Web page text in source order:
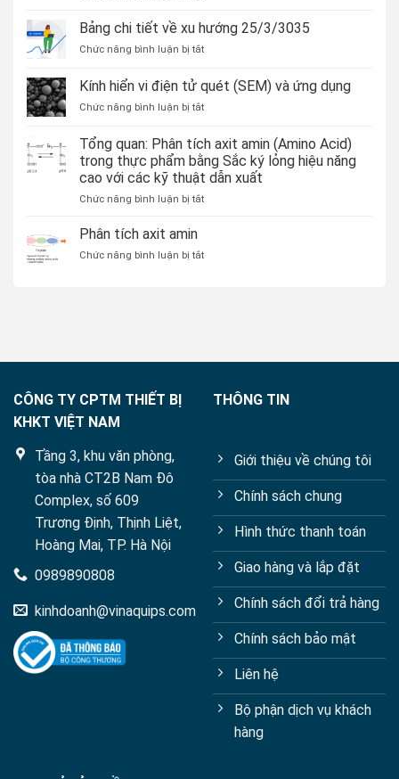
Xu
Hướng
Mới
Trong
Vực
Học
Phân
Tích
Bảng chi tiết về xu hướng 25/3/3035
Chức năng bình luận bị tắtở
tiết
về
hướng
25/3/3035
Kính hiển vi điện tử quét (SEM) và ứng dụng
Chức năng bình luận bị tắtở
hiển
vi
điện
tử
quét
dụng
Tổng quan: Phân tích axit amin (Amino Acid)
trong thực phẩm bằng Sắc ký lỏng hiệu năng
cao với các kỹ thuật dẫn xuất
Chức năng bình luận bị tắtở
tích
phẩm
Sắc
năng
các
thuật
xuất
Phân tích axit amin
Chức năng bình luận bị tắtở
CÔNG TY CPTM THIẾT BỊ
KHKT VIỆT NAM
Tầng 3, khu văn phòng,
tòa nhà CT2B Nam Đô
Complex, số 609
Trương Định, Thịnh Liệt,
Hoàng Mai, TP. Hà Nội
0989890808
kinhdoanh@vinaquips.com
THÔNG TIN
Giới thiệu về chúng tôi
Chính sách chung
Hình thức thanh toán
Giao hàng và lắp đặt
Chính sách đổi trả hàng
Chính sách bảo mật
Liên hệ
Bộ phận dịch vụ khách
hàng